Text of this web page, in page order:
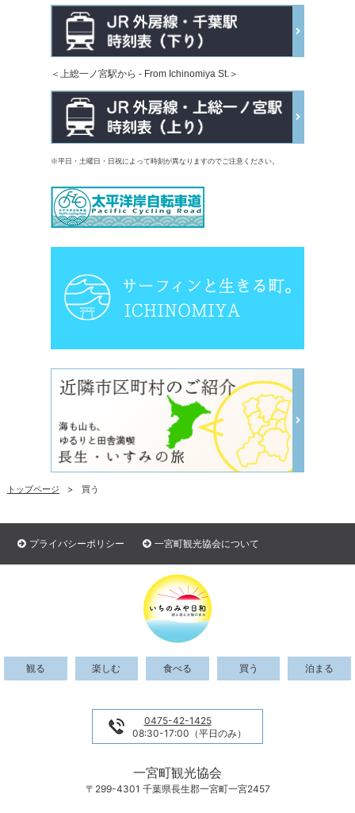
＜上総一ノ宮駅から - From Ichinomiya St.＞
※平日・土曜日・日祝によって時刻が異なりますのでご注意ください。
トップページ 買う
プライバシーポリシー 一宮町観光協会について
観る 楽しむ 食べる 買う 泊まる
0475-42-1425
08:30-17:00（平日のみ）
一宮町観光協会
〒299-4301 千葉県長生郡一宮町一宮2457